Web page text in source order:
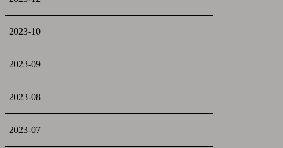
2023-10
2023-09
2023-08
2023-07